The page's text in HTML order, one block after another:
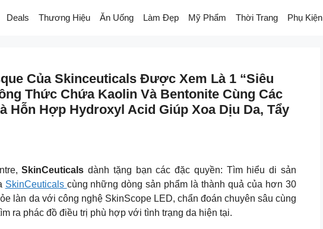
Deals Thương Hiệu Ăn Uống Làm Đẹp Mỹ Phẩm Thời Trang Phụ Kiện
Của Skinceuticals Được Xem Là 1 “siêu
Thức Chứa Kaolin Và Bentonite Cùng Các
Hỗn Hợp Hydroxyl Acid Giúp Xoa Dịu Da, Tẩy
SkinCeuticals dành tặng bạn các đặc quyền: Tìm hiểu di sản
SkinCeuticals cùng những dòng sản phẩm là thành quả của hơn 30
làn da với công nghệ SkinScope LED, chẩn đoán chuyên sâu cùng
ra phác đồ điều trị phù hợp với tình trạng da hiện tại.